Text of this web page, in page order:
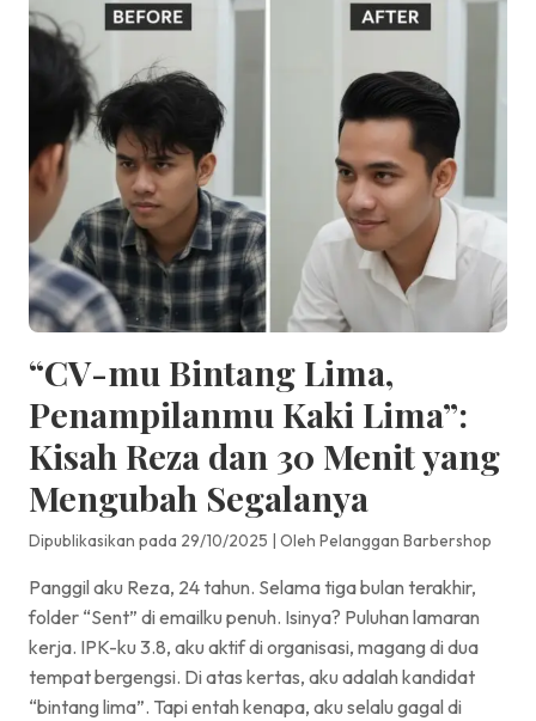
“CV-mu Bintang Lima,
Penampilanmu Kaki Lima”:
Kisah Reza dan 30 Menit yang
Mengubah Segalanya
Dipublikasikan pada 29/10/2025 | Oleh Pelanggan Barbershop
Panggil aku Reza, 24 tahun. Selama tiga bulan terakhir,
folder “Sent” di emailku penuh. Isinya? Puluhan lamaran
kerja. IPK-ku 3.8, aku aktif di organisasi, magang di dua
tempat bergengsi. Di atas kertas, aku adalah kandidat
“bintang lima”. Tapi entah kenapa, aku selalu gagal di